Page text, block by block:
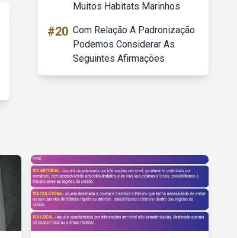
Muitos Habitats Marinhos
#20 Com Relação A Padronização
Podemos Considerar As
Seguintes Afirmações